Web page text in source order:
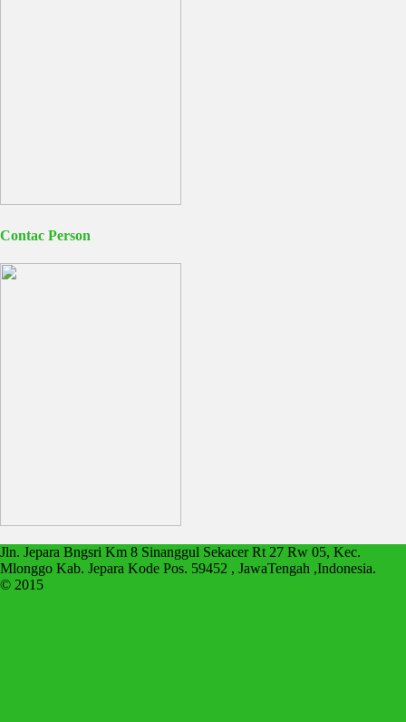
Contac Person
Jln. Jepara Bngsri Km 8 Sinanggul Sekacer Rt 27 Rw 05, Kec.
Mlonggo Kab. Jepara Kode Pos. 59452 , JawaTengah ,Indonesia.
© 2015